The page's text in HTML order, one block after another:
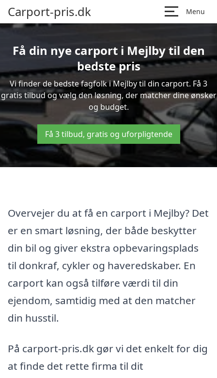
Carport-pris.dk Menu
Få din nye carport i Mejlby til den
bedste pris
Vi finder de bedste fagfolk i Mejlby til din carport. Få 3
gratis tilbud og vælg den løsning, der matcher dine ønsker
og budget.
Få 3 tilbud, gratis og uforpligtende
Overvejer du at få en carport i Mejlby? Det
er en smart løsning, der både beskytter
din bil og giver ekstra opbevaringsplads
til donkraf, cykler og haveredskaber. En
carport kan også tilføre værdi til din
ejendom, samtidig med at den matcher
din husstil.
På carport-pris.dk gør vi det enkelt for dig
at finde det rette firma til dit